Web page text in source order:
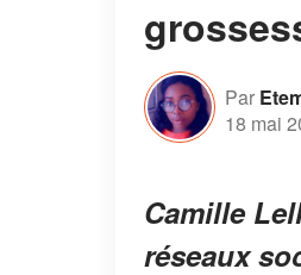
Par
18 mai
Camille
réseaux